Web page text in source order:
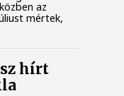
az
mértek,
hírt